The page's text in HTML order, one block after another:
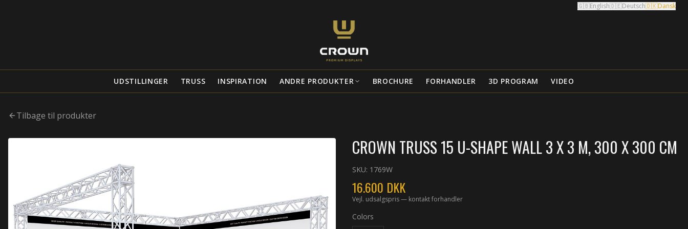
🇬🇧English🇩🇪Deutsch🇩🇰Dansk
UDSTILLINGER TRUSS INSPIRATION ANDRE PRODUKTER BROCHURE FORHANDLER 3D PROGRAM VIDEO
Tilbage til produkter
CROWN TRUSS 15 U-SHAPE WALL 3 X 3 M, 300 X 300 CM
SKU: 1769W
16.600 DKK
Vejl. udsalgspris — kontakt forhandler
Colors